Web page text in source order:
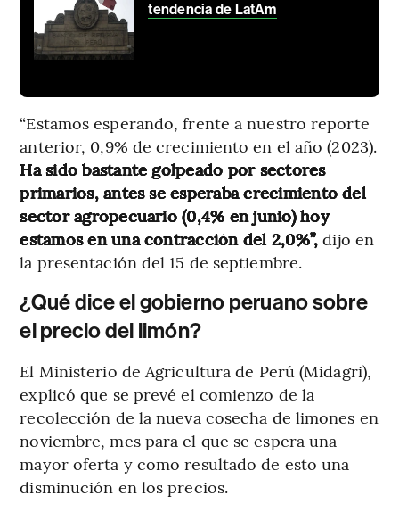
tendencia de LatAm
“Estamos esperando, frente a nuestro reporte
anterior, 0,9% de crecimiento en el año (2023).
Ha sido bastante golpeado por sectores
primarios, antes se esperaba crecimiento del
sector agropecuario (0,4% en junio) hoy
estamos en una contracción del 2,0%”, dijo en
la presentación del 15 de septiembre.
¿Qué dice el gobierno peruano sobre
el precio del limón?
El Ministerio de Agricultura de Perú (Midagri),
explicó que se prevé el comienzo de la
recolección de la nueva cosecha de limones en
noviembre, mes para el que se espera una
mayor oferta y como resultado de esto una
disminución en los precios.